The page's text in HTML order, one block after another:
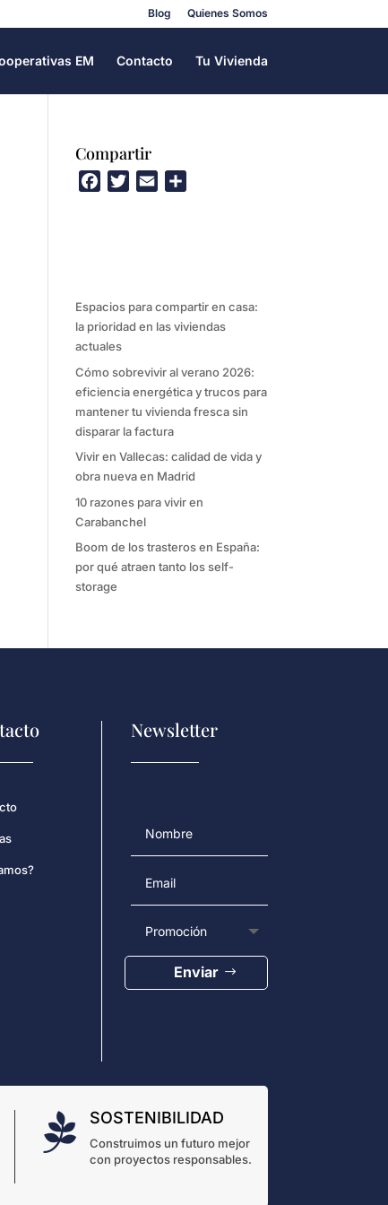
Blog Quienes Somos
EM Contacto Tu Vivienda
Compartir
o
k
r
t
i
Espacios para compartir en casa:
la prioridad en las viviendas
actuales
Cómo sobrevivir al verano 2026:
eficiencia energética y trucos para
mantener tu vivienda fresca sin
disparar la factura
Vivir en Vallecas: calidad de vida y
obra nueva en Madrid
10 razones para vivir en
Carabanchel
Boom de los trasteros en España:
por qué atraen tanto los self-
storage
Newsletter
Enviar
 SOSTENIBILIDAD
Construimos un futuro mejor
con proyectos responsables.